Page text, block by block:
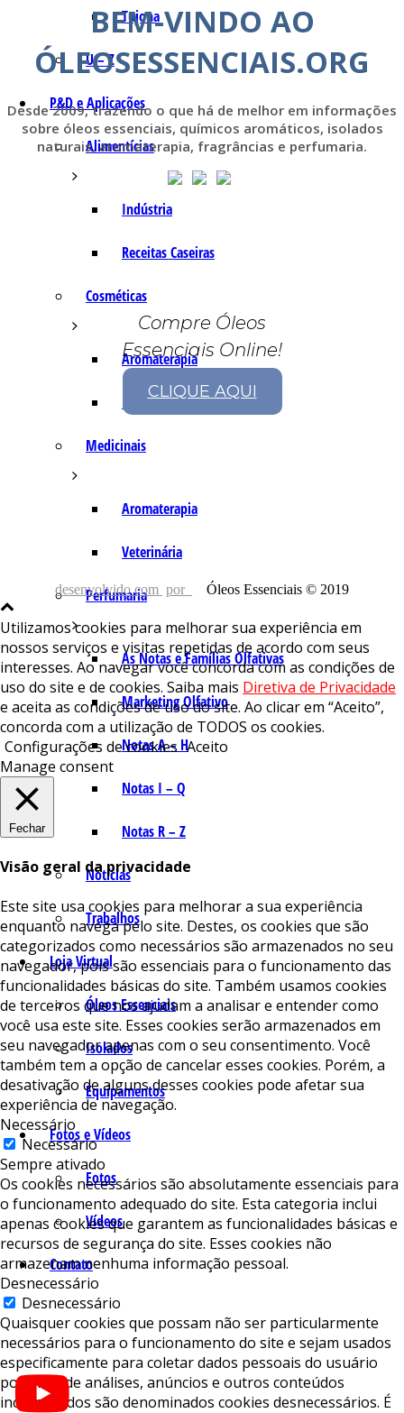
Tujona
U – Z
P&D e Aplicações
Alimentícias
Indústria
Receitas Caseiras
Cosméticas
Aromaterapia
Fórmulas Caseiras
Medicinais
Aromaterapia
Veterinária
Perfumaria
As Notas e Famílias Olfativas
Marketing Olfativo
Notas A – H
Notas I – Q
Notas R – Z
Notícias
Trabalhos
Loja Virtual
Óleos Essenciais
Isolados
Equipamentos
Fotos e Vídeos
Fotos
Vídeos
Contato
BEM-VINDO AO
ÓLEOSESSENCIAIS.ORG
Desde 2009, trazendo o que há de melhor em informações
sobre óleos essenciais, químicos aromáticos, isolados
naturais, aromaterapia, fragrâncias e perfumaria.
Compre Óleos
Essenciais Online!
CLIQUE AQUI
desenvolvido com por Óleos Essenciais © 2019
Utilizamos cookies para melhorar sua experiência em
nossos serviços e visitas repetidas de acordo com seus
interesses. Ao navegar você concorda com as condições de
uso do site e de cookies. Saiba mais Diretiva de Privacidade
e aceita as condições de uso do site. Ao clicar em “Aceito”,
concorda com a utilização de TODOS os cookies.
Configurações de cookies Aceito
Manage consent
Fechar
Visão geral da privacidade
Este site usa cookies para melhorar a sua experiência
enquanto navega pelo site. Destes, os cookies que são
categorizados como necessários são armazenados no seu
navegador, pois são essenciais para o funcionamento das
funcionalidades básicas do site. Também usamos cookies
de terceiros que nos ajudam a analisar e entender como
você usa este site. Esses cookies serão armazenados em
seu navegador apenas com o seu consentimento. Você
também tem a opção de cancelar esses cookies. Porém, a
desativação de alguns desses cookies pode afetar sua
experiência de navegação.
Necessário
Necessário
Sempre ativado
Os cookies necessários são absolutamente essenciais para
o funcionamento adequado do site. Esta categoria inclui
apenas cookies que garantem as funcionalidades básicas e
recursos de segurança do site. Esses cookies não
armazenam nenhuma informação pessoal.
Desnecessário
Desnecessário
Quaisquer cookies que possam não ser particularmente
necessários para o funcionamento do site e sejam usados ​​
especificamente para coletar dados pessoais do usuário
por meio de análises, anúncios e outros conteúdos
incorporados são denominados cookies desnecessários. É